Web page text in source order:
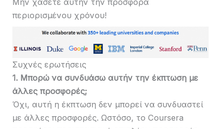
περιορισμένου χρόνου!
Συχνές ερωτήσεις
1. Μπορώ να συνδυάσω αυτήν την έκπτωση με
άλλες προσφορές;
Όχι, αυτή η έκπτωση δεν μπορεί να συνδυαστεί
με άλλες προσφορές. Ωστόσο, το Coursera